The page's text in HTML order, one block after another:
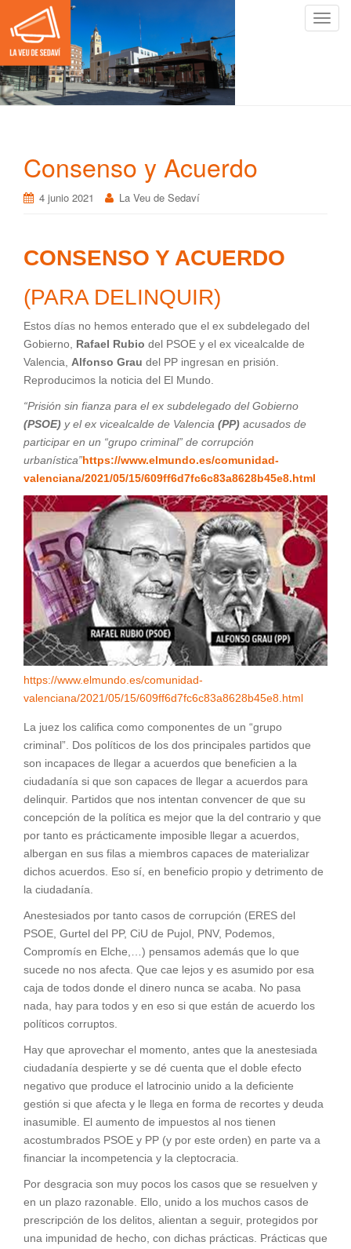
C
Consenso y Acuerdo
4 junio 2021 La Veu de Sedaví
CONSENSO Y ACUERDO
(PARA DELINQUIR)
Estos días no hemos enterado que el ex subdelegado del
Gobierno, Rafael Rubio del PSOE y el ex vicealcalde de
Valencia, Alfonso Grau del PP ingresan en prisión.
Reproducimos la noticia del El Mundo.
“Prisión sin fianza para el ex subdelegado del Gobierno
(PSOE) y el ex vicealcalde de Valencia (PP) acusados de
participar en un “grupo criminal” de corrupción
urbanística”https://www.elmundo.es/comunidad-
valenciana/2021/05/15/609ff6d7fc6c83a8628b45e8.html
https://www.elmundo.es/comunidad-
valenciana/2021/05/15/609ff6d7fc6c83a8628b45e8.html
La juez los califica como componentes de un “grupo
criminal”. Dos políticos de los dos principales partidos que
son incapaces de llegar a acuerdos que beneficien a la
ciudadanía si que son capaces de llegar a acuerdos para
delinquir. Partidos que nos intentan convencer de que su
concepción de la política es mejor que la del contrario y que
por tanto es prácticamente imposible llegar a acuerdos,
albergan en sus filas a miembros capaces de materializar
dichos acuerdos. Eso sí, en beneficio propio y detrimento de
la ciudadanía.
Anestesiados por tanto casos de corrupción (ERES del
PSOE, Gurtel del PP, CiU de Pujol, PNV, Podemos,
Compromís en Elche,…) pensamos además que lo que
sucede no nos afecta. Que cae lejos y es asumido por esa
caja de todos donde el dinero nunca se acaba. No pasa
nada, hay para todos y en eso si que están de acuerdo los
políticos corruptos.
Hay que aprovechar el momento, antes que la anestesiada
ciudadanía despierte y se dé cuenta que el doble efecto
negativo que produce el latrocinio unido a la deficiente
gestión si que afecta y le llega en forma de recortes y deuda
inasumible. El aumento de impuestos al nos tienen
acostumbrados PSOE y PP (y por este orden) en parte va a
financiar la incompetencia y la cleptocracia.
Por desgracia son muy pocos los casos que se resuelven y
en un plazo razonable. Ello, unido a los muchos casos de
prescripción de los delitos, alientan a seguir, protegidos por
una impunidad de hecho, con dichas prácticas. Prácticas que